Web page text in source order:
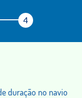
duração no navio